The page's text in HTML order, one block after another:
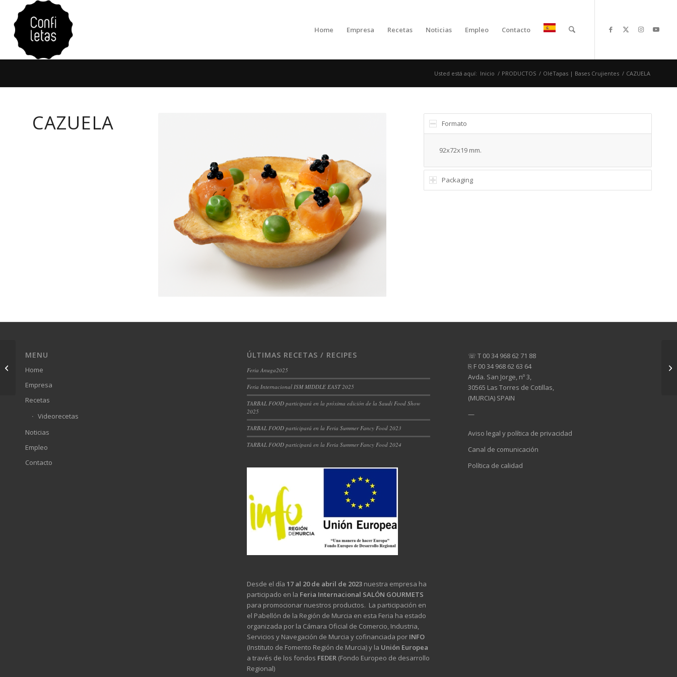
Home Empresa Recetas Noticias Empleo Contacto
Usted está aquí: Inicio / PRODUCTOS / OléTapas | Bases Crujientes / CAZUELA
CAZUELA Formato
92x72x19 mm.
Packaging
MENU
Home
Empresa
Recetas
Videorecetas
Noticias
Empleo
Contacto
ÚLTIMAS RECETAS / RECIPES
Feria Anuga2025
Feria Internacional ISM MIDDLE EAST 2025
TARBAL FOOD participará en la próxima edición de la Saudi Food Show
2025
TARBAL FOOD participará en la Feria Summer Fancy Food 2023
TARBAL FOOD participará en la Feria Summer Fancy Food 2024
Desde el día 17 al 20 de abril de 2023nuestra empresa ha
participado en la Feria Internacional SALÓN GOURMETS
para promocionar nuestros productos. La participación en
el Pabellón de la Región de Murcia en esta Feria ha estado
organizada por la Cámara Oficial de Comercio, Industria,
Servicios y Navegación de Murcia y cofinanciada por INFO
(Instituto de Fomento Región de Murcia) y la Unión Europea
a través de los fondos FEDER(Fondo Europeo de desarrollo
Regional)
☏ T 00 34 968 62 71 88
⎘ F 00 34 968 62 63 64
Avda. San Jorge, nº 3,
30565 Las Torres de Cotillas,
(MURCIA) SPAIN
—
Aviso legal y política de privacidad
Canal de comunicación
Política de calidad
BOWL